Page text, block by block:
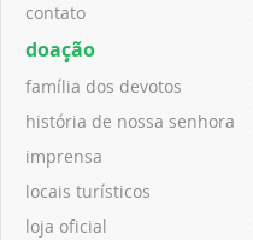
contato
doação
família dos devotos
história de nossa senhora
imprensa
locais turísticos
loja oficial